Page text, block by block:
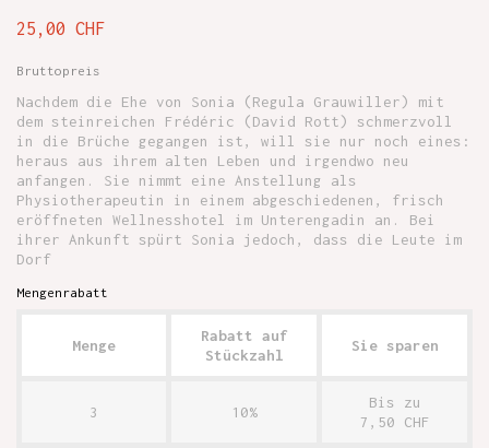
25,00 CHF
Bruttopreis
Nachdem die Ehe von Sonia (Regula Grauwiller) mit
dem steinreichen Frédéric (David Rott) schmerzvoll
in die Brüche gegangen ist, will sie nur noch eines:
heraus aus ihrem alten Leben und irgendwo neu
anfangen. Sie nimmt eine Anstellung als
Physiotherapeutin in einem abgeschiedenen, frisch
eröffneten Wellnesshotel im Unterengadin an. Bei
ihrer Ankunft spürt Sonia jedoch, dass die Leute im
Dorf
Mengenrabatt
Menge
Rabatt auf
Stückzahl
Sie sparen
3 10%
Bis zu
7,50 CHF